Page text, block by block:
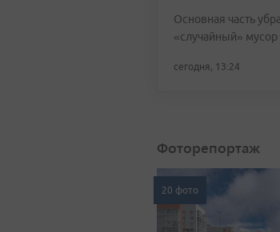
Основная часть
«случайный» мусор
сегодня, 13:24
Фоторепортаж
20 фото